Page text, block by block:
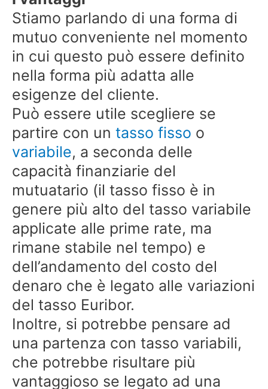
Stiamo parlando di una forma di
mutuo conveniente nel momento
in cui questo può essere definito
nella forma più adatta alle
esigenze del cliente.
Può essere utile scegliere se
partire con un tasso fisso o
variabile, a seconda delle
capacità finanziarie del
mutuatario (il tasso fisso è in
genere più alto del tasso variabile
applicate alle prime rate, ma
rimane stabile nel tempo) e
dell’andamento del costo del
denaro che è legato alle variazioni
del tasso Euribor.
Inoltre, si potrebbe pensare ad
una partenza con tasso variabili,
che potrebbe risultare più
vantaggioso se legato ad una